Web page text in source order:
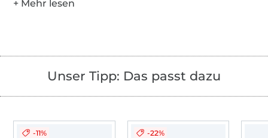
Unser Tipp: Das passt dazu
-11% -22%